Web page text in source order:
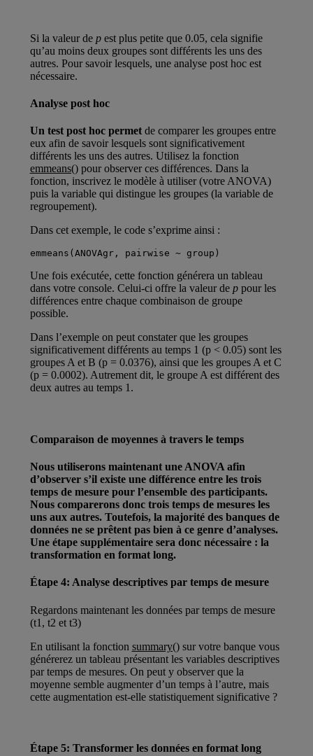
Si la valeur de pest plus petite que 0.05, cela signifie
qu’au moins deux groupes sont différents les uns des
autres. Pour savoir lesquels, une analyse post hoc est
nécessaire.
Analyse post hoc
Un test post hoc permetde comparer les groupes entre
eux afin de savoir lesquels sont significativement
différents les uns des autres. Utilisez la fonction
emmeans()pour observer ces différences. Dans la
fonction, inscrivez le modèle à utiliser (votre ANOVA)
puis la variable qui distingue les groupes (la variable de
regroupement).
Dans cet exemple, le code s’exprime ainsi :
emmeans(ANOVAgr, pairwise ~ group)
Une fois exécutée, cette fonction générera un tableau
dans votre console. Celui-ci offre la valeur de ppour les
différences entre chaque combinaison de groupe
possible.
Dans l’exemple on peut constater que les groupes
significativement différents au temps 1 (p < 0.05) sont les
groupes A et B (p = 0.0376), ainsi que les groupes A et C
(p = 0.0002). Autrement dit, le groupe A est différent des
deux autres au temps 1.
Comparaison de moyennes à travers le temps
Nous utiliserons maintenant une ANOVA afin
d’observer s’il existe une différence entre les trois
temps de mesure pour l’ensemble des participants.
Nous comparerons donc trois temps de mesures les
uns aux autres. Toutefois, la majorité des banques de
données ne se prêtent pas bien à ce genre d’analyses.
Une étape supplémentaire sera donc nécessaire : la
transformation en format long.
Étape 4: Analyse descriptives par temps de mesure
Regardons maintenant les données par temps de mesure
(t1, t2 et t3)
En utilisant la fonction summary()sur votre banque vous
générerez un tableau présentant les variables descriptives
par temps de mesures. On peut y observer que la
moyenne semble augmenter d’un temps à l’autre, mais
cette augmentation est-elle statistiquement significative ?
Étape 5: Transformer les données en format long